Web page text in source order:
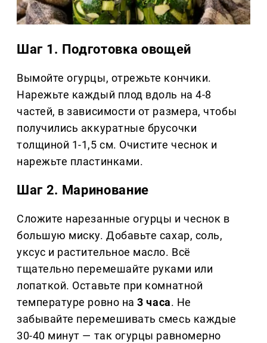
Шаг 1. Подготовка овощей
Вымойте огурцы, отрежьте кончики.
Нарежьте каждый плод вдоль на 4-8
частей, в зависимости от размера, чтобы
получились аккуратные брусочки
толщиной 1-1,5 см. Очистите чеснок и
нарежьте пластинками.
Шаг 2. Маринование
Сложите нарезанные огурцы и чеснок в
большую миску. Добавьте сахар, соль,
уксус и растительное масло. Всё
тщательно перемешайте руками или
лопаткой. Оставьте при комнатной
температуре ровно на3 часа. Не
забывайте перемешивать смесь каждые
30-40 минут — так огурцы равномерно